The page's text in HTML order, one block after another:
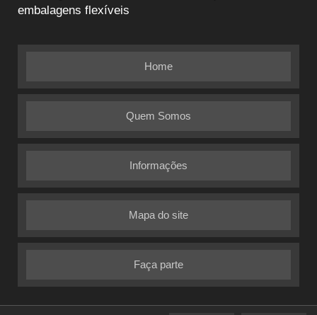
embalagens flexíveis
Home
Quem Somos
Informações
Mapa do site
Faça parte